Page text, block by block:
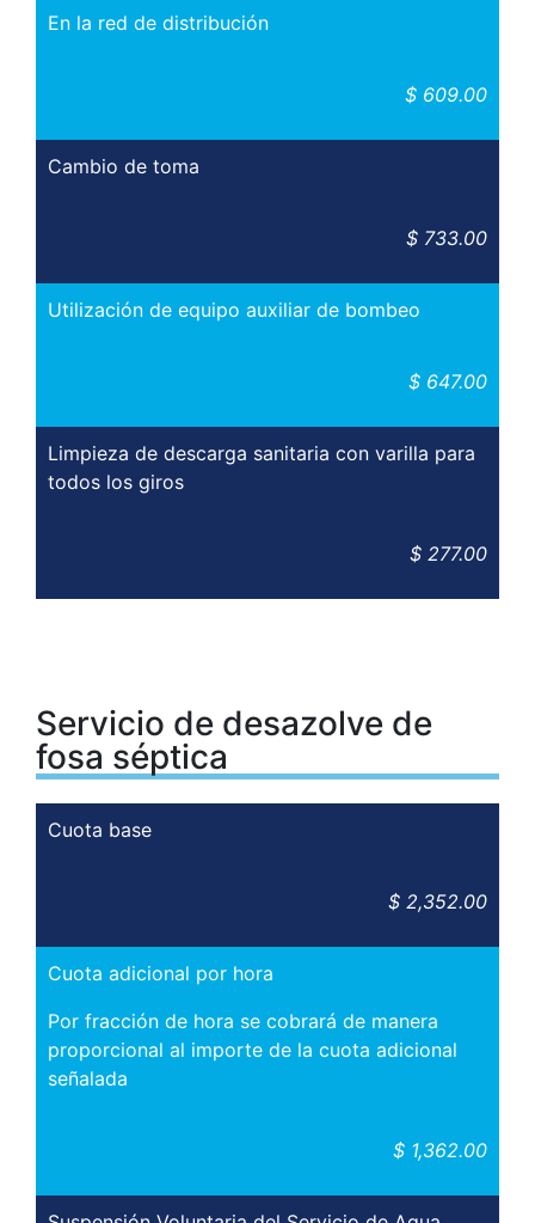
En la red de distribución
$ 609.00
Cambio de toma
$ 733.00
Utilización de equipo auxiliar de bombeo
$ 647.00
Limpieza de descarga sanitaria con varilla para
todos los giros
$ 277.00
Servicio de desazolve de
fosa séptica
Cuota base
$ 2,352.00
Cuota adicional por hora
Por fracción de hora se cobrará de manera
proporcional al importe de la cuota adicional
señalada
$ 1,362.00